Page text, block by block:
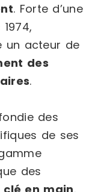
. Forte d’une
un acteur de
des
.
des
de ses
des